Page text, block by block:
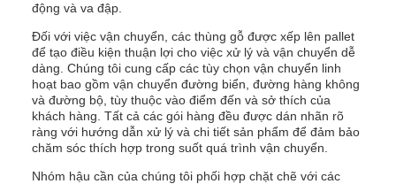
động và va đập.
Đối với việc vận chuyển, các thùng gỗ được xếp lên pallet
để tạo điều kiện thuận lợi cho việc xử lý và vận chuyển dễ
dàng. Chúng tôi cung cấp các tùy chọn vận chuyển linh
hoạt bao gồm vận chuyển đường biển, đường hàng không
và đường bộ, tùy thuộc vào điểm đến và sở thích của
khách hàng. Tất cả các gói hàng đều được dán nhãn rõ
ràng với hướng dẫn xử lý và chi tiết sản phẩm để đảm bảo
chăm sóc thích hợp trong suốt quá trình vận chuyển.
Nhóm hậu cần của chúng tôi phối hợp chặt chẽ với các